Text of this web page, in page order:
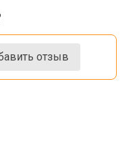
отзыв